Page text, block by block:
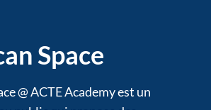
Space
@ ACTE Academy est un